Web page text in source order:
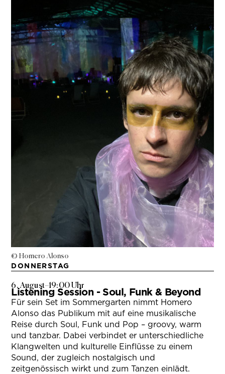
© Homero Alonso
DONNERSTAG
6. August–19:00 Uhr
Listening Session - Soul, Funk & Beyond
Für sein Set im Sommergarten nimmt Homero
Alonso das Publikum mit auf eine musikalische
Reise durch Soul, Funk und Pop – groovy, warm
und tanzbar. Dabei verbindet er unterschiedliche
Klangwelten und kulturelle Einflüsse zu einem
Sound, der zugleich nostalgisch und
zeitgenössisch wirkt und zum Tanzen einlädt.